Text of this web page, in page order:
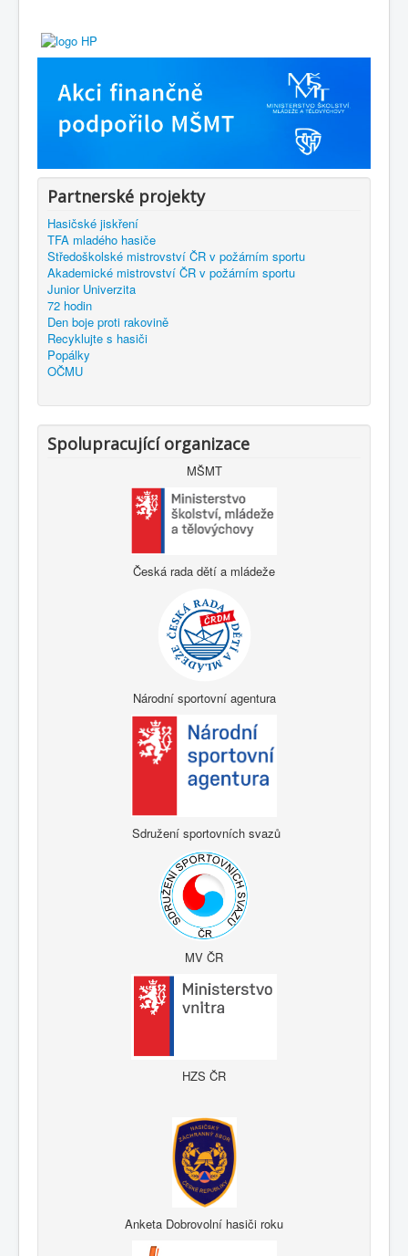
Partnerské projekty
Hasičské jiskření
TFA mladého hasiče
Středoškolské mistrovství ČR v požárním sportu
Akademické mistrovství ČR v požárním sportu
Junior Univerzita
72 hodin
Den boje proti rakovině
Recyklujte s hasiči
Popálky
OČMU
Spolupracující organizace
MŠMT
Česká rada dětí a mládeže
Národní sportovní agentura
Sdružení sportovních svazů
MV ČR
HZS ČR
Anketa Dobrovolní hasiči roku